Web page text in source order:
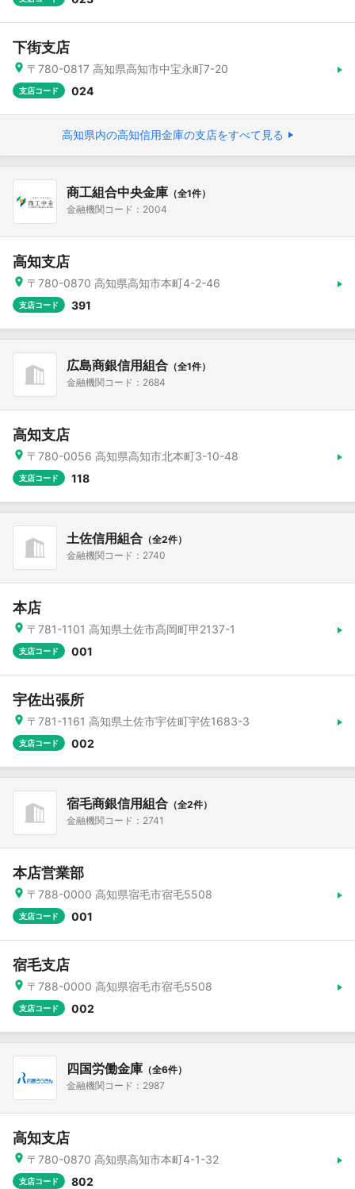
下街支店
〒780-0817 高知県高知市中宝永町7-20
支店コード 024
高知県内の高知信用金庫の支店をすべて見る
商工組合中央金庫 （全1件）
金融機関コード：2004
高知支店
〒780-0870 高知県高知市本町4-2-46
支店コード 391
広島商銀信用組合 （全1件）
金融機関コード：2684
高知支店
〒780-0056 高知県高知市北本町3-10-48
支店コード 118
土佐信用組合 （全2件）
金融機関コード：2740
本店
〒781-1101 高知県土佐市高岡町甲2137-1
支店コード 001
宇佐出張所
〒781-1161 高知県土佐市宇佐町宇佐1683-3
支店コード 002
宿毛商銀信用組合 （全2件）
金融機関コード：2741
本店営業部
〒788-0000 高知県宿毛市宿毛5508
支店コード 001
宿毛支店
〒788-0000 高知県宿毛市宿毛5508
支店コード 002
四国労働金庫 （全6件）
金融機関コード：2987
高知支店
〒780-0870 高知県高知市本町4-1-32
支店コード 802